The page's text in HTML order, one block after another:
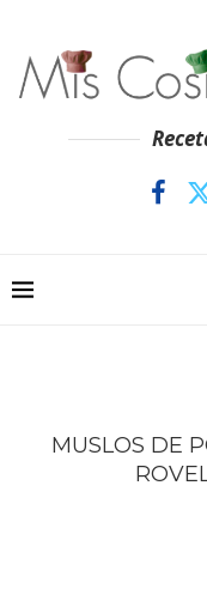
MUSLOS DE